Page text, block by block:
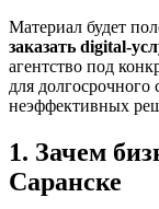
Материал будет
заказать digital-
агентство под
для долгосрочного
неэффективных
1. Зачем
Саранске